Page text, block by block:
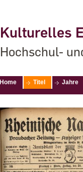
Kulturelles
Hochschul-
Home Titel Jahre